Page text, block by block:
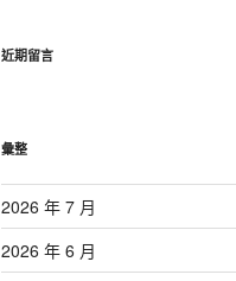
近期留言
彙整
2026 年 7 月
2026 年 6 月